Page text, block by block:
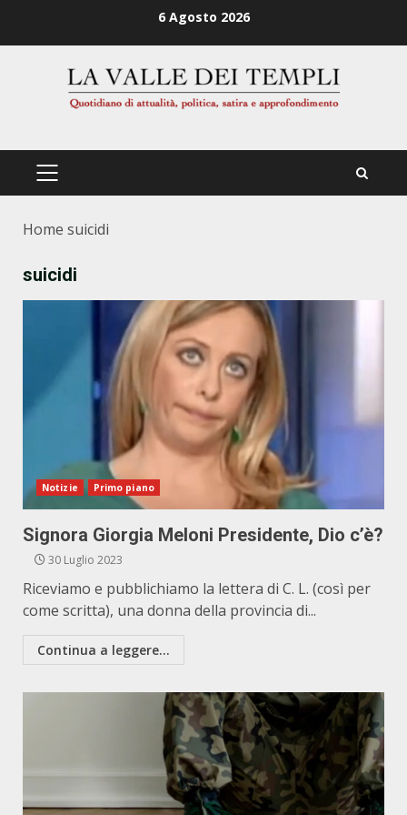
6 Agosto 2026
PRIMÄRES
Home suicidi
suicidi
Notizie Primo piano
Signora Giorgia Meloni Presidente, Dio c’è?
30 Luglio 2023
Riceviamo e pubblichiamo la lettera di C. L. (così per
come scritta), una donna della provincia di...
Continua a leggere...